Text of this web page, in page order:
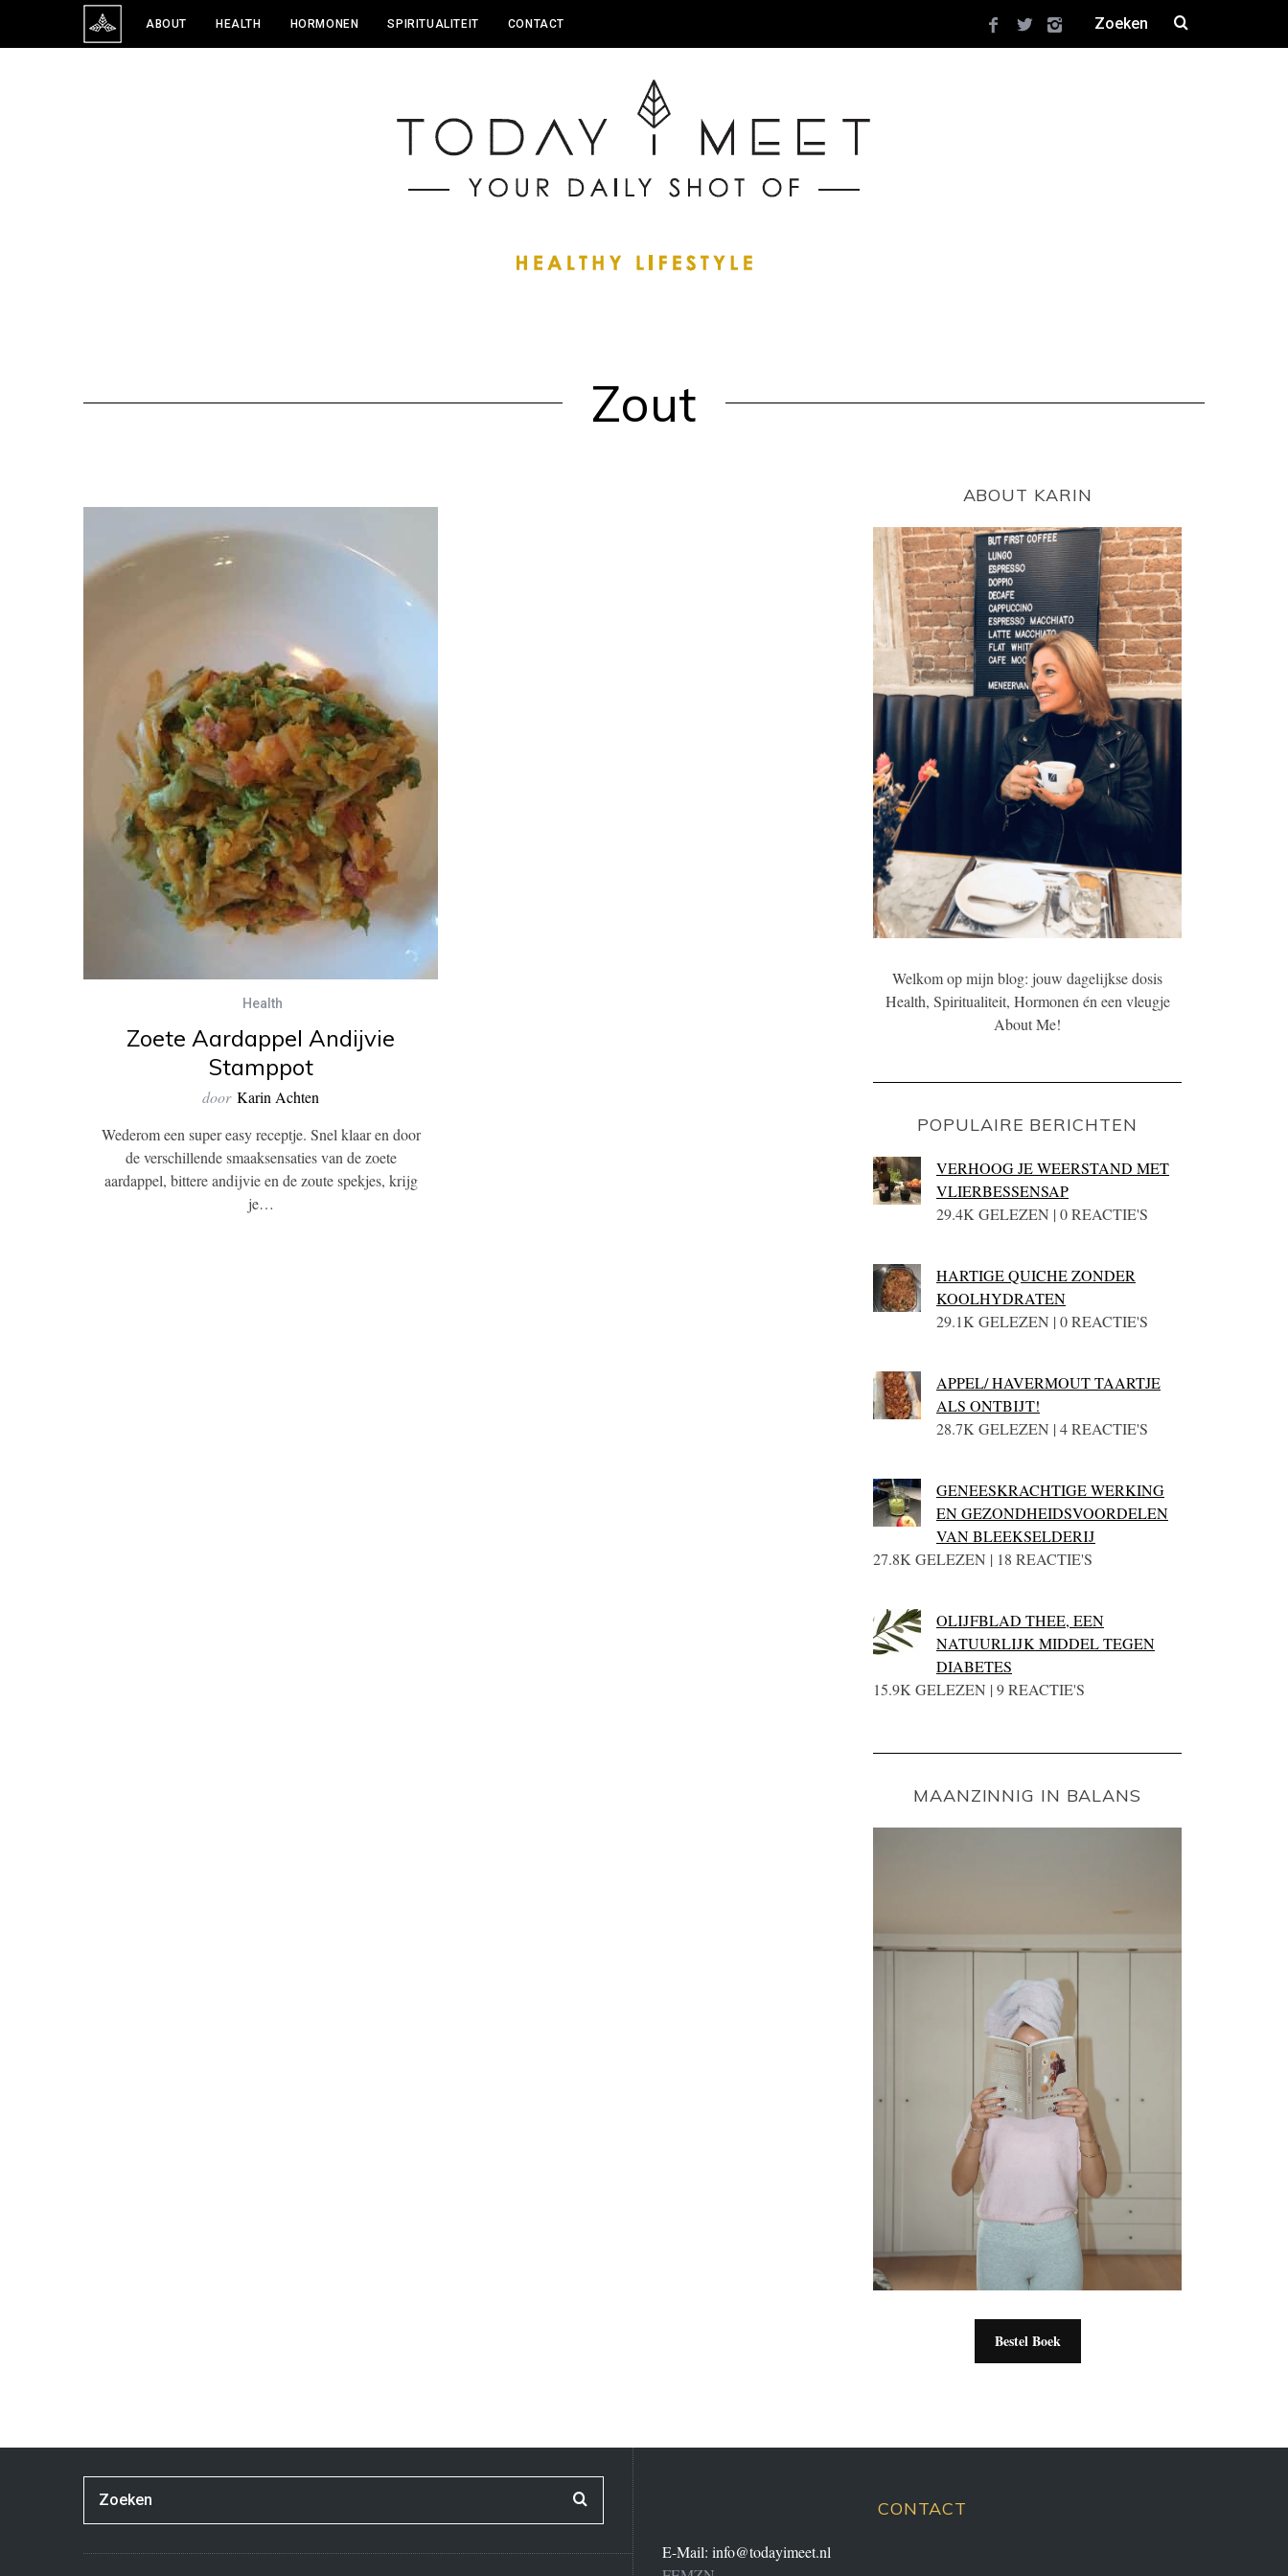
ABOUT HEALTH HORMONEN SPIRITUALITEIT CONTACT
Zout
Health
Zoete Aardappel Andijvie
Stamppot
door Karin Achten
Wederom een super easy receptje. Snel klaar en door
de verschillende smaaksensaties van de zoete
aardappel, bittere andijvie en de zoute spekjes, krijg
je…
ABOUT KARIN
Welkom op mijn blog: jouw dagelijkse dosis
Health, Spiritualiteit, Hormonen én een vleugje
About Me!
POPULAIRE BERICHTEN
VERHOOG JE WEERSTAND MET
VLIERBESSENSAP
29.4K GELEZEN | 0 REACTIE'S
HARTIGE QUICHE ZONDER
KOOLHYDRATEN
29.1K GELEZEN | 0 REACTIE'S
APPEL/ HAVERMOUT TAARTJE
ALS ONTBIJT!
28.7K GELEZEN | 4 REACTIE'S
GENEESKRACHTIGE WERKING
EN GEZONDHEIDSVOORDELEN
VAN BLEEKSELDERIJ
27.8K GELEZEN | 18 REACTIE'S
OLIJFBLAD THEE, EEN
NATUURLIJK MIDDEL TEGEN
DIABETES
15.9K GELEZEN | 9 REACTIE'S
MAANZINNIG IN BALANS
Bestel Boek
CONTACT
E-Mail:info@todayimeet.nl